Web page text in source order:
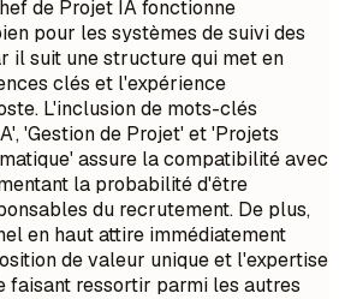
de Projet IA fonctionne
pour les systèmes de suivi des
il suit une structure qui met en
clés et l'expérience
L'inclusion de mots-clés
'Gestion de Projet' et 'Projets
assure la compatibilité avec
la probabilité d'être
du recrutement. De plus,
en haut attire immédiatement
de valeur unique et l'expertise
faisant ressortir parmi les autres